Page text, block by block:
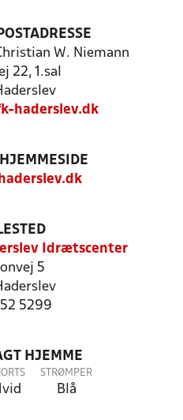
W. Niemann
22, 1.sal
haderslev.dk
Idrætscenter
5
5299
HJEMME
STRØMPER
Blå